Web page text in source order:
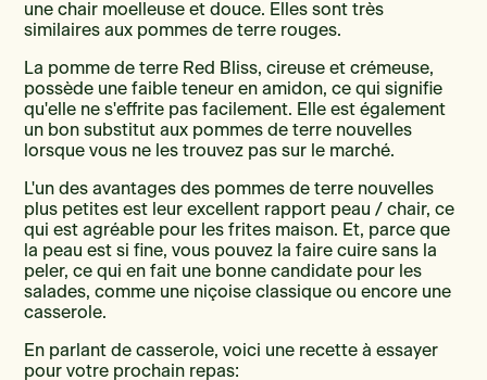
une chair moelleuse et douce. Elles sont très
similaires aux pommes de terre rouges.
La pomme de terre Red Bliss, cireuse et crémeuse,
possède une faible teneur en amidon, ce qui signifie
qu'elle ne s'effrite pas facilement. Elle est également
un bon substitut aux pommes de terre nouvelles
lorsque vous ne les trouvez pas sur le marché.
L'un des avantages des pommes de terre nouvelles
plus petites est leur excellent rapport peau / chair, ce
qui est agréable pour les frites maison. Et, parce que
la peau est si fine, vous pouvez la faire cuire sans la
peler, ce qui en fait une bonne candidate pour les
salades, comme une niçoise classique ou encore une
casserole.
En parlant de casserole, voici une recette à essayer
pour votre prochain repas: